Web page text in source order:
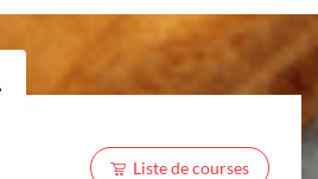
Liste de courses